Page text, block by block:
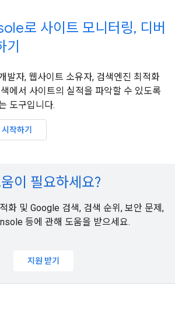
로 사이트 모니터링, 디버
발자, 웹사이트 소유자, 검색엔진 최적화
에서 사이트의 실적을 파악할 수 있도록
도구입니다.
작하기
이 필요하세요?
화 및 Google 검색, 검색 순위, 보안 문제,
등에 관해 도움을 받으세요.
지원 받기